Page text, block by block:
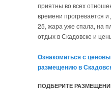
приятны во всех
времени прогревается
25, жара уже спала, на
отдых в Скадовске и
Ознакомиться с
размещению в
ПОДБЕРИТЕ